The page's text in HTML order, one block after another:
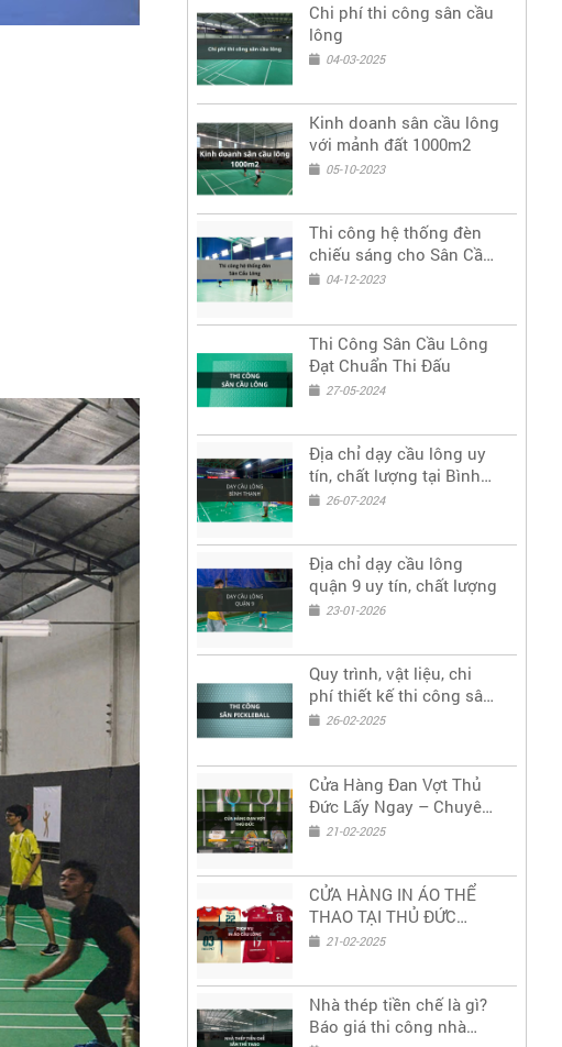
Chi phí thi công sân cầu
lông
04-03-2025
Kinh doanh sân cầu lông
với mảnh đất 1000m2
05-10-2023
Thi công hệ thống đèn
chiếu sáng cho Sân Cầu
Lông, Bóng Bàn,
04-12-2023
Thi Công Sân Cầu Lông
Đạt Chuẩn Thi Đấu
27-05-2024
Địa chỉ dạy cầu lông uy
tín, chất lượng tại Bình
Thạnh, HCM
26-07-2024
Địa chỉ dạy cầu lông
quận 9 uy tín, chất lượng
23-01-2026
Quy trình, vật liệu, chi
phí thiết kế thi công sân
PICKLEBALL
26-02-2025
Cửa Hàng Đan Vợt Thủ
Đức Lấy Ngay – Chuyên
Nghiệp, Giá Tốt
21-02-2025
CỬA HÀNG IN ÁO THỂ
THAO TẠI THỦ ĐỨC
CHẤT LƯỢNG
21-02-2025
Nhà thép tiền chế là gì?
Báo giá thi công nhà